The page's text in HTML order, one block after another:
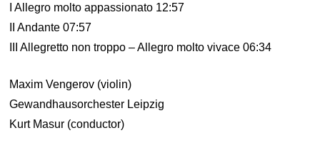
I Allegro molto appassionato 12:57
II Andante 07:57
III Allegretto non troppo – Allegro molto vivace 06:34
Maxim Vengerov (violin)
Gewandhausorchester Leipzig
Kurt Masur (conductor)